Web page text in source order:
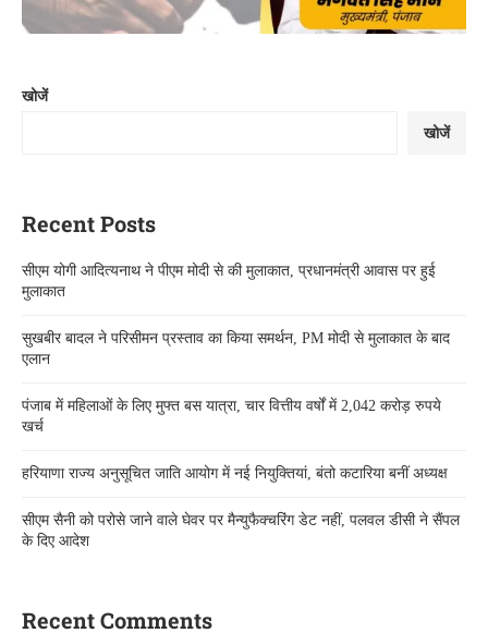
खोजें
खोजें
Recent Posts
सीएम योगी आदित्यनाथ ने पीएम मोदी से की मुलाकात, प्रधानमंत्री आवास पर हुई
मुलाकात
सुखबीर बादल ने परिसीमन प्रस्ताव का किया समर्थन, PM मोदी से मुलाकात के बाद
एलान
पंजाब में महिलाओं के लिए मुफ्त बस यात्रा, चार वित्तीय वर्षों में 2,042 करोड़ रुपये
खर्च
हरियाणा राज्य अनुसूचित जाति आयोग में नई नियुक्तियां, बंतो कटारिया बनीं अध्यक्ष
सीएम सैनी को परोसे जाने वाले घेवर पर मैन्युफैक्चरिंग डेट नहीं, पलवल डीसी ने सैंपल
के दिए आदेश
Recent Comments